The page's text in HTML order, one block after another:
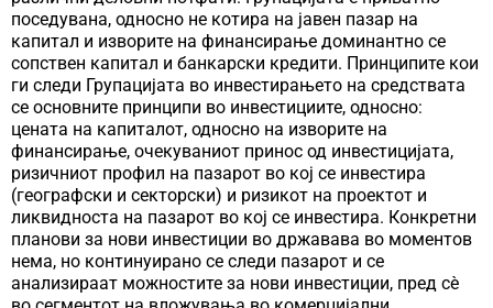
поседувана, односно не котира на јавен пазар на
капитал и изворите на финансирање доминантно се
сопствен капитал и банкарски кредити. Принципите кои
ги следи Групацијата во инвестирањето на средствата
се основните принципи во инвестициите, односно:
цената на капиталот, односно на изворите на
финансирање, очекуваниот принос од инвестицијата,
ризичниот профил на пазарот во кој се инвестира
(географски и секторски) и ризикот на проектот и
ликвидноста на пазарот во кој се инвестира. Конкретни
планови за нови инвестиции во државава во моментов
нема, но континуирано се следи пазарот и се
анализираат можностите за нови инвестиции, пред сè